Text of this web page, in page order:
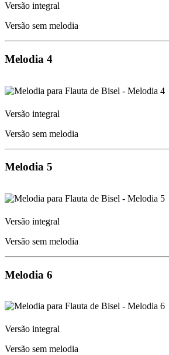
Versão integral
Versão sem melodia
Melodia 4
Versão integral
Versão sem melodia
Melodia 5
Versão integral
Versão sem melodia
Melodia 6
Versão integral
Versão sem melodia